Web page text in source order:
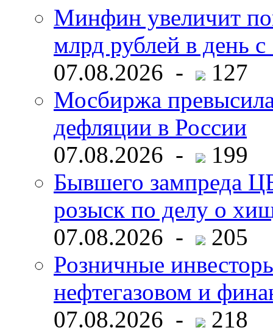
Минфин увеличит
млрд рублей в день с
07.08.2026 -
127
Мосбиржа
дефляции в России
07.08.2026 -
199
Бывшего зампреда
розыск по делу о
07.08.2026 -
205
Розничные
нефтегазовом и
07.08.2026 -
218